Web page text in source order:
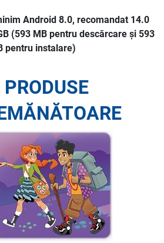
Android 8.0, recomandat 14.0
(593 MB pentru descărcare și 593
pentru instalare)
PRODUSE